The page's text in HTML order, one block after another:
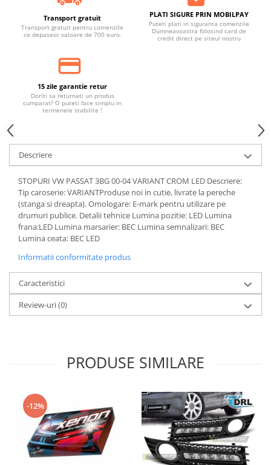
Transport gratuit
Transport gratuit pentru comenzile
ce depasesc valoare de 700 euro.
PLATI SIGURE PRIN MOBILPAY
Puteti plati in siguranta comenzile
Dumneavoastra folosind card de
credit direct pe siteul nostru
15 zile garantie retur
Doriti sa returnati un produs
cumparat? O puteti face simplu in
termenele stabilite !
Descriere
STOPURI VW PASSAT 3BG 00-04 VARIANT CROM LED Descriere:
Tip caroserie: VARIANTProduse noi in cutie, livrate la pereche
(stanga si dreapta). Omologare: E-mark pentru utilizare pe
drumuri publice. Detalii tehnice Lumina pozitie: LED Lumina
frana:LED Lumina marsarier: BEC Lumina semnalizari: BEC
Lumina ceata: BEC LED
Informatii conformitate produs
Caracteristici
Review-uri(0)
PRODUSE SIMILARE
-12%